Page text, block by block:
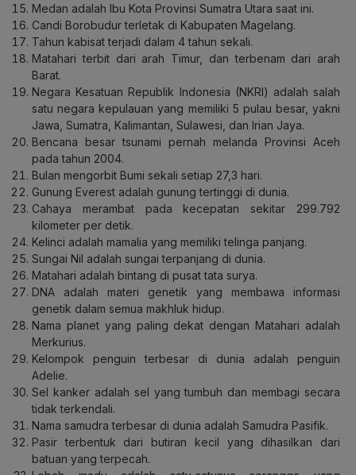
Medan adalah Ibu Kota Provinsi Sumatra Utara saat ini.
Candi Borobudur terletak di Kabupaten Magelang.
Tahun kabisat terjadi dalam 4 tahun sekali.
Matahari terbit dari arah Timur, dan terbenam dari arah
Barat.
Negara Kesatuan Republik Indonesia (NKRI) adalah salah
satu negara kepulauan yang memiliki 5 pulau besar, yakni
Jawa, Sumatra, Kalimantan, Sulawesi, dan Irian Jaya.
Bencana besar tsunami pernah melanda Provinsi Aceh
pada tahun 2004.
Bulan mengorbit Bumi sekali setiap 27,3 hari.
Gunung Everest adalah gunung tertinggi di dunia.
Cahaya merambat pada kecepatan sekitar 299.792
kilometer per detik.
Kelinci adalah mamalia yang memiliki telinga panjang.
Sungai Nil adalah sungai terpanjang di dunia.
Matahari adalah bintang di pusat tata surya.
DNA adalah materi genetik yang membawa informasi
genetik dalam semua makhluk hidup.
Nama planet yang paling dekat dengan Matahari adalah
Merkurius.
Kelompok penguin terbesar di dunia adalah penguin
Adelie.
Sel kanker adalah sel yang tumbuh dan membagi secara
tidak terkendali.
Nama samudra terbesar di dunia adalah Samudra Pasifik.
Pasir terbentuk dari butiran kecil yang dihasilkan dari
batuan yang terpecah.